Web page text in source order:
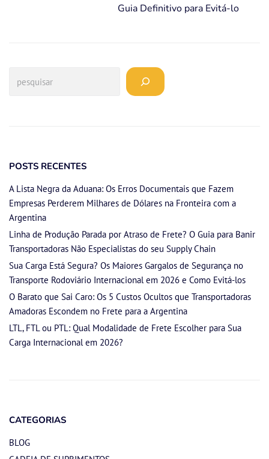
Guia Definitivo para Evitá-lo
POSTS RECENTES
A Lista Negra da Aduana: Os Erros Documentais que Fazem
Empresas Perderem Milhares de Dólares na Fronteira com a
Argentina
Linha de Produção Parada por Atraso de Frete? O Guia para Banir
Transportadoras Não Especialistas do seu Supply Chain
Sua Carga Está Segura? Os Maiores Gargalos de Segurança no
Transporte Rodoviário Internacional em 2026 e Como Evitá-los
O Barato que Sai Caro: Os 5 Custos Ocultos que Transportadoras
Amadoras Escondem no Frete para a Argentina
LTL, FTL ou PTL: Qual Modalidade de Frete Escolher para Sua
Carga Internacional em 2026?
CATEGORIAS
BLOG